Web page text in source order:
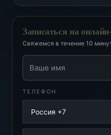
Записаться на
Свяжемся в течение 10
Ваше имя
ТЕЛЕФОН